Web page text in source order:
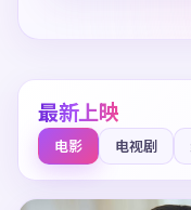
最新上映
电影 电视剧